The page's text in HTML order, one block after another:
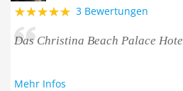
3 Bewertungen
Das Christina Beach Palace
Mehr Infos